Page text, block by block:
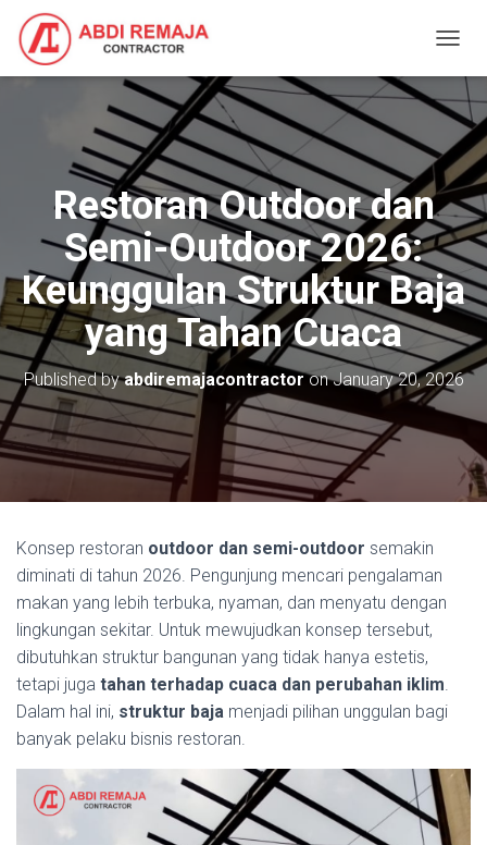
O
G
G
N
A
V
I
G
A
T
I
O
N
Restoran Outdoor dan
Semi-Outdoor 2026:
Keunggulan Struktur Baja
yang Tahan Cuaca
Published byabdiremajacontractoronJanuary 20, 2026
Konsep restoran outdoor dan semi-outdoor semakin
diminati di tahun 2026. Pengunjung mencari pengalaman
makan yang lebih terbuka, nyaman, dan menyatu dengan
lingkungan sekitar. Untuk mewujudkan konsep tersebut,
dibutuhkan struktur bangunan yang tidak hanya estetis,
tetapi juga tahan terhadap cuaca dan perubahan iklim.
Dalam hal ini, struktur baja menjadi pilihan unggulan bagi
banyak pelaku bisnis restoran.